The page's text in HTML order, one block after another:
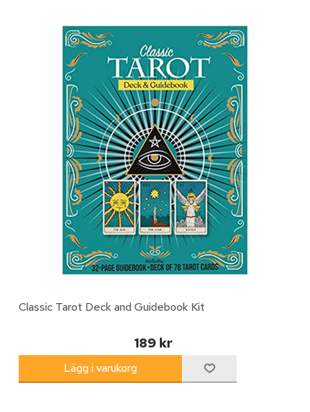
Classic Tarot Deck and Guidebook Kit
189 kr